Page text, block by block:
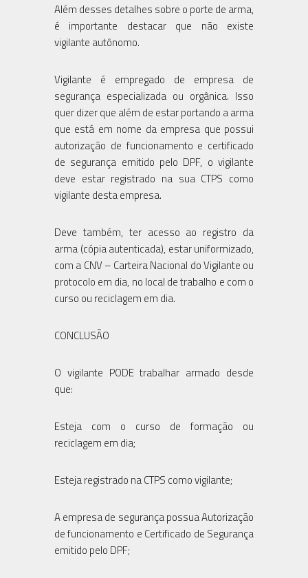
Além desses detalhes sobre o porte de arma,
é importante destacar que não existe
vigilante autônomo.
Vigilante é empregado de empresa de
segurança especializada ou orgânica. Isso
quer dizer que além de estar portando a arma
que está em nome da empresa que possui
autorização de funcionamento e certificado
de segurança emitido pelo DPF, o vigilante
deve estar registrado na sua CTPS como
vigilante desta empresa.
Deve também, ter acesso ao registro da
arma (cópia autenticada), estar uniformizado,
com a CNV – Carteira Nacional do Vigilante ou
protocolo em dia, no local de trabalho e com o
curso ou reciclagem em dia.
CONCLUSÃO
O vigilante PODE trabalhar armado desde
que:
Esteja com o curso de formação ou
reciclagem em dia;
Esteja registrado na CTPS como vigilante;
A empresa de segurança possua Autorização
de funcionamento e Certificado de Segurança
emitido pelo DPF;